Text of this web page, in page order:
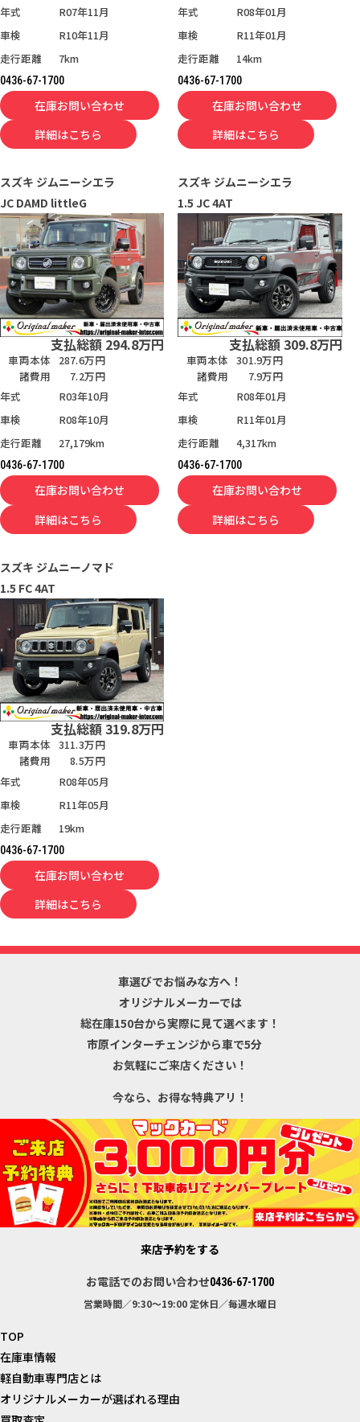
年式
R07年11月
車検
R10年11月
走行距離
7km
0436-67-1700
在庫お問い合わせ
詳細はこちら
年式
R08年01月
車検
R11年01月
走行距離
14km
0436-67-1700
在庫お問い合わせ
詳細はこちら
スズキ ジムニーシエラ
JC DAMD littleG
支払総額 294.8万円
車両本体
287.6万円
諸費用
7.2万円
年式
R03年10月
車検
R08年10月
走行距離
27,179km
0436-67-1700
在庫お問い合わせ
詳細はこちら
スズキ ジムニーシエラ
1.5 JC 4AT
支払総額309.8万円
車両本体 301.9万円
諸費用
7.9万円
年式
R08年01月
車検
R11年01月
走行距離
4,317km
0436-67-1700
在庫お問い合わせ
詳細はこちら
スズキ ジムニーノマド
1.5 FC 4AT
支払総額319.8万円
車両本体 311.3万円
諸費用
8.5万円
年式
R08年05月
車検
R11年05月
走行距離
19km
0436-67-1700
在庫お問い合わせ
詳細はこちら
車選びでお悩みな方へ！
オリジナルメーカーでは
総在庫150台から実際に見て選べます！
市原インターチェンジから車で5分
お気軽にご来店ください！
今なら、お得な特典アリ！
来店予約をする
お電話でのお問い合わせ0436-67-1700
営業時間／9:30～19:00定休日／毎週水曜日
TOP
在庫車情報
軽自動車専門店とは
オリジナルメーカーが選ばれる理由